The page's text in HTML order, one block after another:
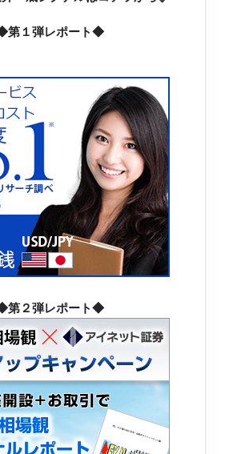
第１弾レポート◆
第２弾レポート◆